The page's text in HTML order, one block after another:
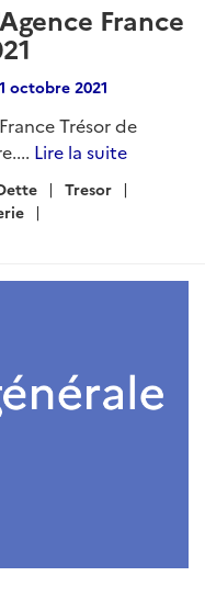
France
octobre 2021
Trésor de
Lire la suite
Tresor